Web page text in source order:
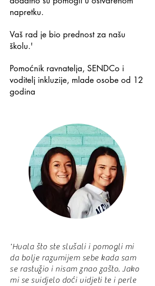
napretku.
Vaš rad je bio prednost za našu
školu.'
Pomoćnik ravnatelja, SENDCo i
voditelj inkluzije, mlade osobe od 12
godina
'Hvala što ste slušali i pomogli mi
da bolje razumijem sebe kada sam
se rastužio i nisam znao zašto. Jako
mi se svidjelo doći vidjeti te i perle